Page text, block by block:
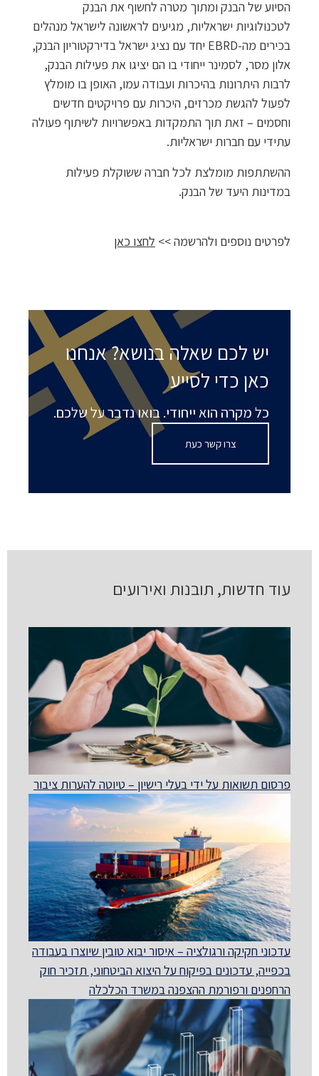
הסיוע של הבנק ומתוך מטרה לחשוף את הבנק
לטכנולוגיות ישראליות, מגיעים לראשונה לישראל מנהלים
בכירים מה-EBRD יחד עם נציג ישראל בדירקטוריון הבנק,
אלון מסר, לסמינר ייחודי בו הם יציגו את פעילות הבנק,
לרבות היתרונות בהיכרות ועבודה עמו, האופן בו מומלץ
לפעול להגשת מכרזים, היכרות עם פרויקטים חדשים
וחסמים – זאת תוך התמקדות באפשרויות לשיתוף פעולה
עתידי עם חברות ישראליות.
ההשתתפות מומלצת לכל חברה ששוקלת פעילות
במדינות היעד של הבנק.
לפרטים נוספים ולהרשמה >> לחצו כאן
יש לכם שאלה בנושא? אנחנו
כאן כדי לסייע
כל מקרה הוא ייחודי. בואו נדבר על שלכם.
צרו קשר כעת
עוד חדשות, תובנות ואירועים
פרסום תשואות על ידי בעלי רישיון – טיוטה להערות ציבור
עדכוני חקיקה ורגולציה – איסור יבוא טובין שיוצרו בעבודה
בכפייה, עדכונים בפיקוח על היצוא הביטחוני, תזכיר חוק
הרחפנים ורפורמת ההצפנה במשרד הכלכלה